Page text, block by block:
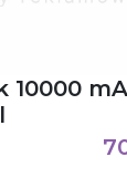
10000